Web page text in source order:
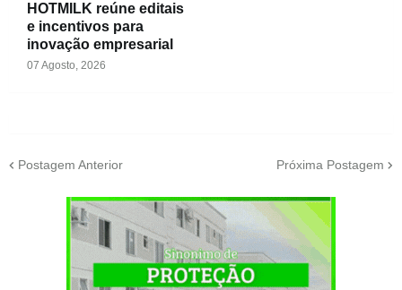
HOTMILK reúne editais
e incentivos para
inovação empresarial
07 Agosto, 2026
Postagem Anterior Próxima Postagem